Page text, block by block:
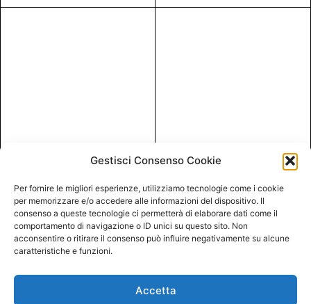
Gestisci Consenso Cookie
Per fornire le migliori esperienze, utilizziamo tecnologie come i cookie
per memorizzare e/o accedere alle informazioni del dispositivo. Il
consenso a queste tecnologie ci permetterà di elaborare dati come il
comportamento di navigazione o ID unici su questo sito. Non
acconsentire o ritirare il consenso può influire negativamente su alcune
caratteristiche e funzioni.
Accetta